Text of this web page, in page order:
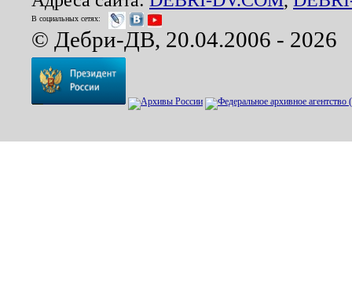
В социальных сетях:
© Дебри-ДВ, 20.04.2006 - 2026